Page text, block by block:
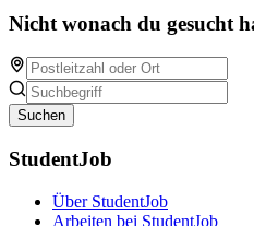
Nicht wonach du gesucht
Suchen
StudentJob
Über StudentJob
Arbeiten bei StudentJob